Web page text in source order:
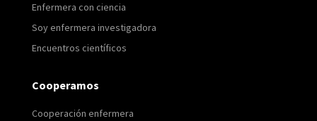
Enfermera con ciencia
Soy enfermera investigadora
Encuentros científicos
Cooperamos
Cooperación enfermera